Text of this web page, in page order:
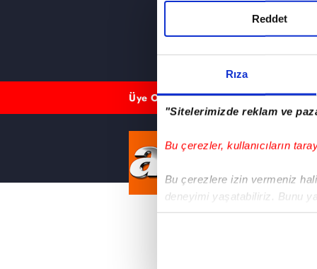
Rıza
"Sitelerimizde reklam ve
Bu çerezler, kullanıcıların
Bu çerezlere izin vermeniz
deneyimi yaşatabiliriz. Bunu
içerikleri sunabilmek adına
Reddet
Kenan İmirzalioğlu
Üye Ol Üye Girişi
HER YERDE
DİZİLER